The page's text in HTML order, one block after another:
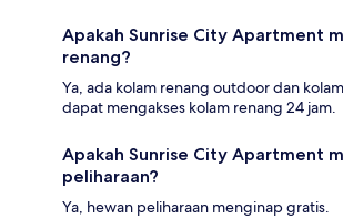
Apakah Sunrise City Apartment
renang?
Ya, ada kolam renang outdoor dan
dapat mengakses kolam renang 24 jam.
Apakah Sunrise City Apartment
peliharaan?
Ya, hewan peliharaan menginap gratis.